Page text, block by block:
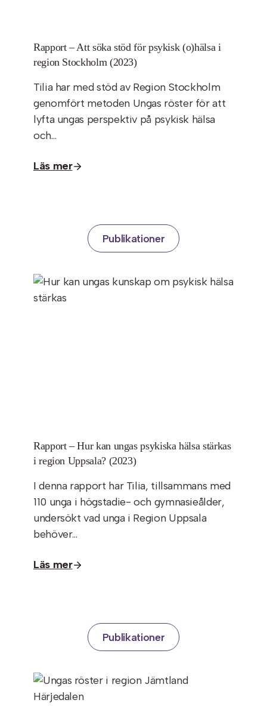
Rapport – Att söka stöd för psykisk (o)hälsa i
region Stockholm (2023)
Tilia har med stöd av Region Stockholm
genomfört metoden Ungas röster för att
lyfta ungas perspektiv på psykisk hälsa
och…
Läs mer
Publikationer
Rapport – Hur kan ungas psykiska hälsa stärkas
i region Uppsala? (2023)
I denna rapport har Tilia, tillsammans med
110 unga i högstadie- och gymnasieålder,
undersökt vad unga i Region Uppsala
behöver…
Läs mer
Publikationer